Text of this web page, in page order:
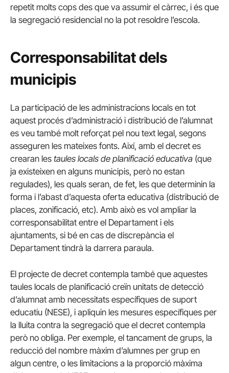
repetit molts cops des que va assumir el càrrec, i és que
la segregació residencial no la pot resoldre l’escola.
Corresponsabilitat dels
municipis
La participació de les administracions locals en tot
aquest procés d’administració i distribució de l’alumnat
es veu també molt reforçat pel nou text legal, segons
asseguren les mateixes fonts. Així, amb el decret es
crearan les taules locals de planificació educativa (que
ja existeixen en alguns municipis, però no estan
regulades), les quals seran, de fet, les que determinin la
forma i l’abast d’aquesta oferta educativa (distribució de
places, zonificació, etc). Amb això es vol ampliar la
corresponsabilitat entre el Departament i els
ajuntaments, si bé en cas de discrepància el
Departament tindrà la darrera paraula.
El projecte de decret contempla també que aquestes
taules locals de planificació creïn unitats de detecció
d’alumnat amb necessitats específiques de suport
educatiu (NESE), i apliquin les mesures específiques per
la lluita contra la segregació que el decret contempla
però no obliga. Per exemple, el tancament de grups, la
reducció del nombre màxim d’alumnes per grup en
algun centre, o les limitacions a la proporció màxima